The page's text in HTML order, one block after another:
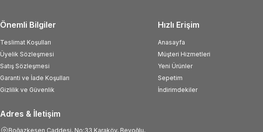
Adres & İletişim
Boğazkesen Caddesi, No:33 Karaköy, Beyoğlu,
Önemli Bilgiler
Teslimat Koşulları
Üyelik Sözleşmesi
Satış Sözleşmesi
Garanti ve İade Koşulları
Gizlilik ve Güvenlik
Hızlı Erişim
Anasayfa
Müşteri Hizmetleri
Yeni Ürünler
Sepetim
İndirimdekiler